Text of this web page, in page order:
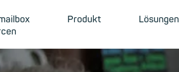
Produkt Lösungen